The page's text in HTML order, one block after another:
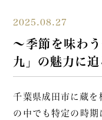
2025.08.27
～季節を味わ
九」の魅力に迫
千葉県成田市に蔵
の中でも特定の時期